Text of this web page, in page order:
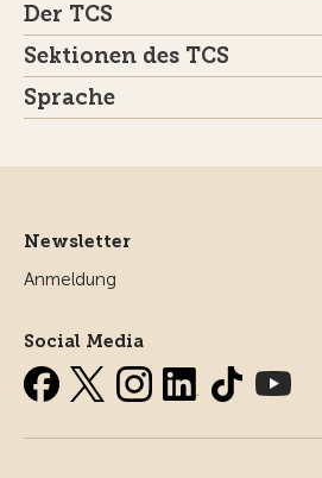
Der TCS
Sektionen des TCS
Sprache
Newsletter
Anmeldung
Social Media